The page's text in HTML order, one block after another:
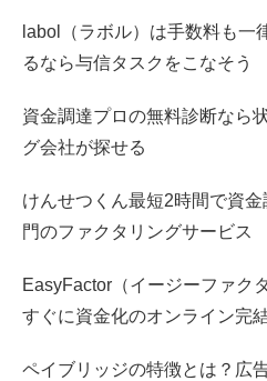
labol（ラボル）は手数料も一
るなら与信タスクをこなそう
資金調達プロの無料診断なら
グ会社が探せる
けんせつくん最短2時間で資
門のファクタリングサービス
EasyFactor（イージーファク
すぐに資金化のオンライン完
ペイブリッジの特徴とは？広